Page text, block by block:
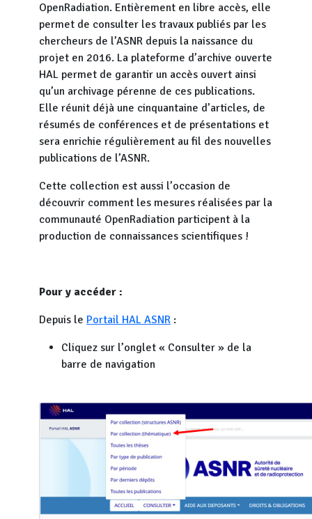
OpenRadiation. Entièrement en libre accès, elle
permet de consulter les travaux publiés par les
chercheurs de l’ASNR depuis la naissance du
projet en 2016. La plateforme d’archive ouverte
HAL permet de garantir un accès ouvert ainsi
qu’un archivage pérenne de ces publications.
Elle réunit déjà une cinquantaine d’articles, de
résumés de conférences et de présentations et
sera enrichie régulièrement au fil des nouvelles
publications de l’ASNR.
Cette collection est aussi l’occasion de
découvrir comment les mesures réalisées par la
communauté OpenRadiation participent à la
production de connaissances scientifiques !
Pour y accéder :
Depuis le Portail HAL ASNR :
Cliquez sur l’onglet « Consulter » de la
barre de navigation